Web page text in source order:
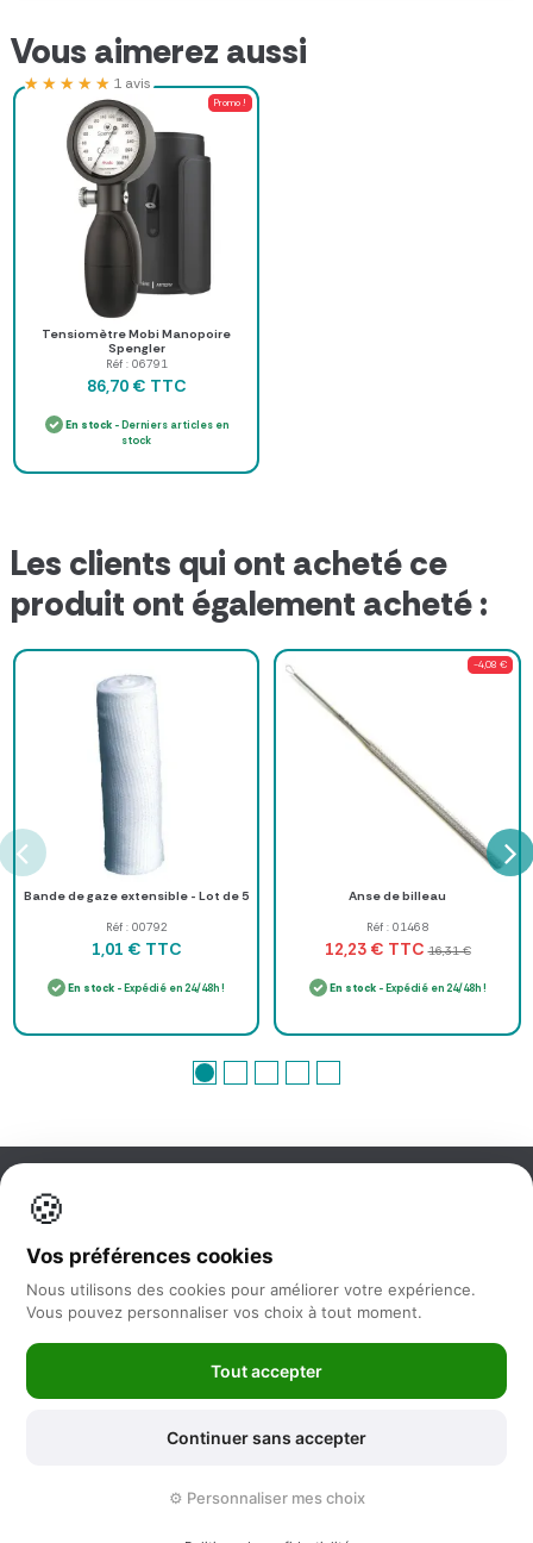
Vous aimerez aussi
Promo !
Tensiomètre Mobi Manopoire
Spengler
Réf : 06791
★★★★★
★★★★★ 1 avis
86,70 € TTC
En stock- Derniers articles en
stock
Les clients qui ont acheté ce
produit ont également acheté :
Bande de gaze extensible - Lot de 5
Réf : 00792
1,01 € TTC
En stock - Expédié en 24/48h !
-4,08 €
Anse de billeau
Réf : 01468
12,23 € TTC 16,31 €
En stock- Expédié en 24/48h !
Information
Nos services
Newsletter
Mentions Légales-Conditions générales de vente
Politique de protection des données-
🍪
Vos préférences cookies
Nous utilisons des cookies pour améliorer votre expérience.
Vous pouvez personnaliser vos choix à tout moment.
Tout accepter
Continuer sans accepter
⚙️ Personnaliser mes choix